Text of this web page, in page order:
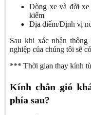
Dòng xe và đời xe
kiểm
Địa điểm/Định vị
Sau khi xác nhận
nghiệp của chúng tôi sẽ
*** Thời gian thay kính
Kính chắn gió
phía sau?